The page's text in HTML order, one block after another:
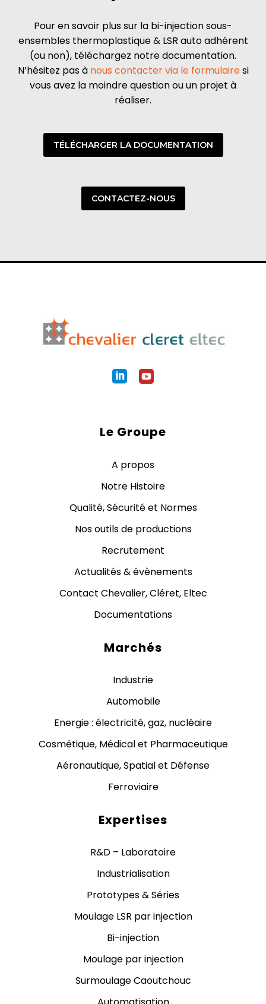
Pour en savoir plus sur la bi-injection sous-
ensembles thermoplastique & LSR auto adhérent
(ou non), téléchargez notre documentation.
N’hésitez pas à nous contacter via le formulairesi
vous avez la moindre question ou un projet à
réaliser.
TÉLÉCHARGER LA DOCUMENTATION
CONTACTEZ-NOUS
Le Groupe
A propos
Notre Histoire
Qualité, Sécurité et Normes
Nos outils de productions
Recrutement
Actualités & évènements
Contact Chevalier, Cléret, Eltec
Documentations
Marchés
Industrie
Automobile
Energie : électricité, gaz, nucléaire
Cosmétique, Médical et Pharmaceutique
Aéronautique, Spatial et Défense
Ferroviaire
Expertises
R&D – Laboratoire
Industrialisation
Prototypes & Séries
Moulage LSR par injection
Bi-injection
Moulage par injection
Surmoulage Caoutchouc